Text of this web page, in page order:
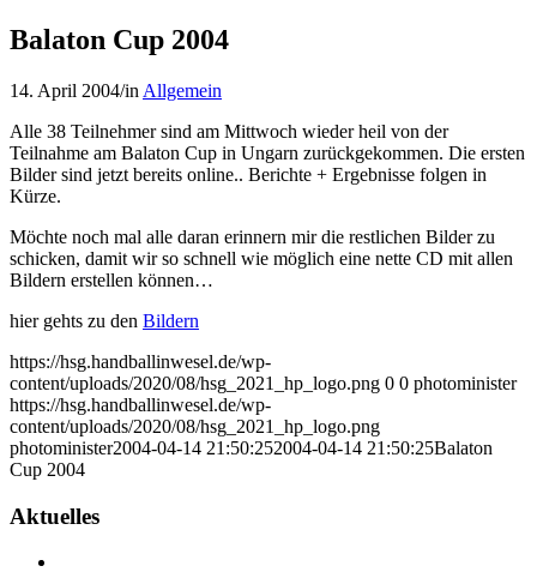
Balaton Cup 2004
14. April 2004/in Allgemein
Alle 38 Teilnehmer sind am Mittwoch wieder heil von der
Teilnahme am Balaton Cup in Ungarn zurückgekommen. Die ersten
Bilder sind jetzt bereits online.. Berichte + Ergebnisse folgen in
Kürze.
Möchte noch mal alle daran erinnern mir die restlichen Bilder zu
schicken, damit wir so schnell wie möglich eine nette CD mit allen
Bildern erstellen können…
hier gehts zu den Bildern
https://hsg.handballinwesel.de/wp-
content/uploads/2020/08/hsg_2021_hp_logo.png 0 0 photominister
https://hsg.handballinwesel.de/wp-
content/uploads/2020/08/hsg_2021_hp_logo.png
photominister2004-04-14 21:50:252004-04-14 21:50:25Balaton
Cup 2004
Aktuelles